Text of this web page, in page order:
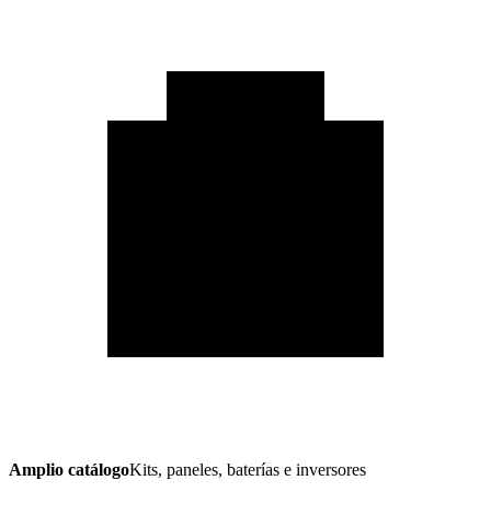
Amplio catálogoKits, paneles, baterías e inversores